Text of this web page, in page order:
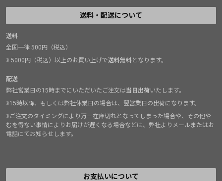
送料・配送について
送料
全国一律 500円（税込）
※ 5000円（税込）以上のお買い上げで送料無料となります。
配送
弊社営業日の15時までにいただいたご注文は当日出荷いたします。
※15時以降、もしくは弊社休業日の場合は、翌営業日の出荷になります。
※ご注文のタイミングにより万一在庫切れとなってしまった場合や、その他や
むを得ない事情によりお届けが遅くなる場合などは、弊社よりメールまたはお
電話にてお知らせします。
お支払いについて